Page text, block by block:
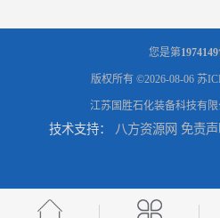
鹤管_鹤管销售_鹤管供应商
您是第1974149
版权所有 ©2026-08-06 苏
江苏国胜石化装备科技有限
技术支持： 八方资源网 免责